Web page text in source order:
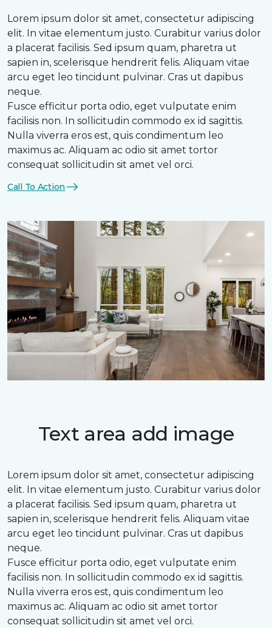
Lorem ipsum dolor sit amet, consectetur adipiscing
elit. In vitae elementum justo. Curabitur varius dolor
a placerat facilisis. Sed ipsum quam, pharetra ut
sapien in, scelerisque hendrerit felis. Aliquam vitae
arcu eget leo tincidunt pulvinar. Cras ut dapibus
neque.
Fusce efficitur porta odio, eget vulputate enim
facilisis non. In sollicitudin commodo ex id sagittis.
Nulla viverra eros est, quis condimentum leo
maximus ac. Aliquam ac odio sit amet tortor
consequat sollicitudin sit amet vel orci.
Call To Action
Text area add image
Lorem ipsum dolor sit amet, consectetur adipiscing
elit. In vitae elementum justo. Curabitur varius dolor
a placerat facilisis. Sed ipsum quam, pharetra ut
sapien in, scelerisque hendrerit felis. Aliquam vitae
arcu eget leo tincidunt pulvinar. Cras ut dapibus
neque.
Fusce efficitur porta odio, eget vulputate enim
facilisis non. In sollicitudin commodo ex id sagittis.
Nulla viverra eros est, quis condimentum leo
maximus ac. Aliquam ac odio sit amet tortor
consequat sollicitudin sit amet vel orci.